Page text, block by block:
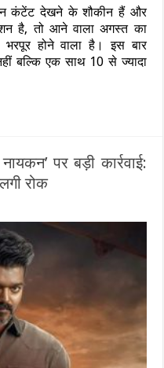
कंटेंट देखने के शौकीन हैं और
है, तो आने वाला अगस्त का
होने वाला है। इस बार
बल्कि एक साथ 10 से ज्यादा
पर बड़ी कार्रवाई:
रोक